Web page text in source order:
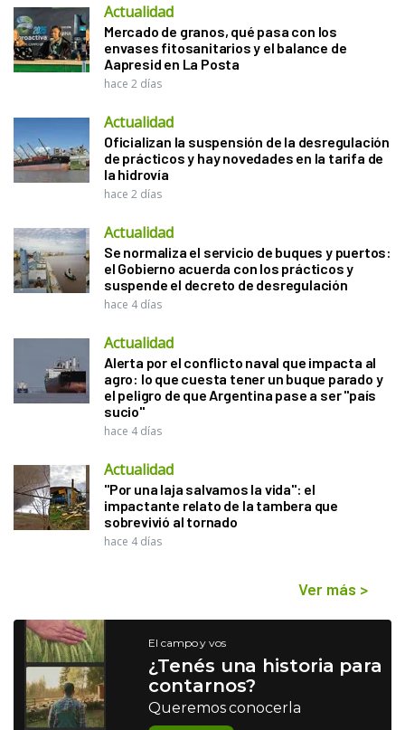
Actualidad
Mercado de granos, qué pasa con los
envases fitosanitarios y el balance de
Aapresid en La Posta
hace 2 días
Actualidad
Oficializan la suspensión de la desregulación
de prácticos y hay novedades en la tarifa de
la hidrovía
hace 2 días
Actualidad
Se normaliza el servicio de buques y puertos:
el Gobierno acuerda con los prácticos y
suspende el decreto de desregulación
hace 4 días
Actualidad
Alerta por el conflicto naval que impacta al
agro: lo que cuesta tener un buque parado y
el peligro de que Argentina pase a ser "país
sucio"
hace 4 días
Actualidad
"Por una laja salvamos la vida": el
impactante relato de la tambera que
sobrevivió al tornado
hace 4 días
Ver más >
El campo y vos
¿Tenés una historia para
contarnos?
Queremos conocerla